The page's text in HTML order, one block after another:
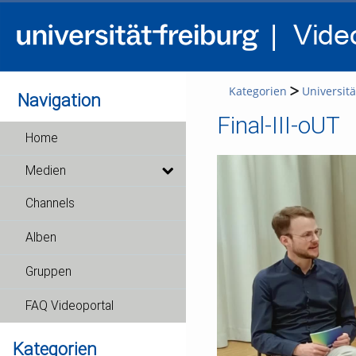
Navigation
Home
Medien
Channels
Alben
Gruppen
FAQ Videoportal
Kategorien
Kategorien
Final-III-oUT